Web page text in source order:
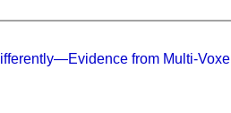
from Multi-Voxel